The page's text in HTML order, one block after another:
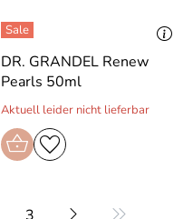
DR. GRANDEL Renew
Pearls 50ml
Aktuell leider nicht lieferbar